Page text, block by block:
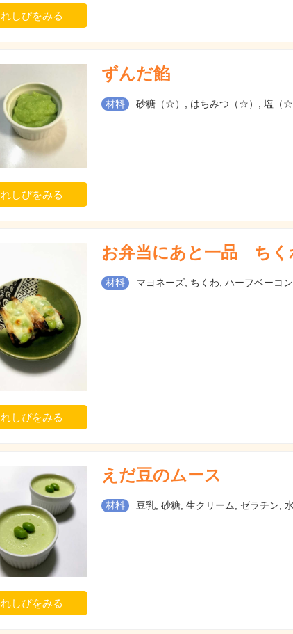
れしぴをみる
れしぴをみる
ずんだ餡
材料 砂糖（☆）, はちみつ（☆）, 塩（
れしぴをみる
お弁当にあと一品 ちく
材料 マヨネーズ, ちくわ, ハーフベーコ
れしぴをみる
えだ豆のムース
材料 豆乳, 砂糖, 生クリーム, ゼラチン, 水